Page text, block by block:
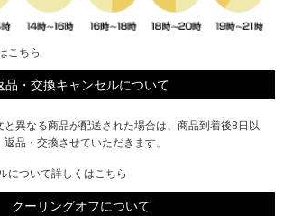
こちら
品・交換キャンセルについて
と異なる商品が配送された場合は、商品到着後8日以
品・交換させていただきます。
について詳しくはこちら
クーリングオフについて